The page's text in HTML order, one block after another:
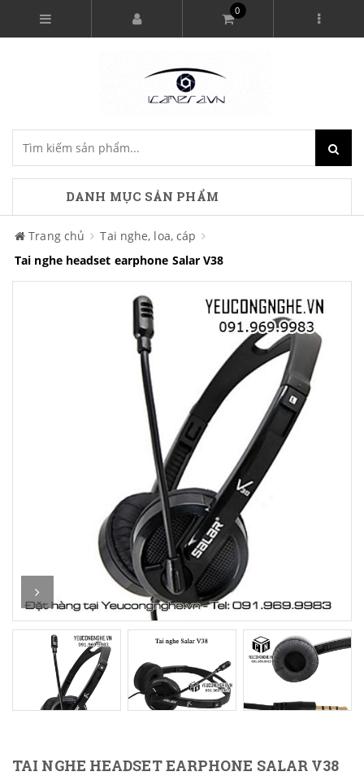
0
DANH MỤC SẢN PHẨM
Trang chủ
Tai nghe, loa, cáp
Tai nghe headset earphone Salar V38
TAI NGHE HEADSET EARPHONE SALAR V38